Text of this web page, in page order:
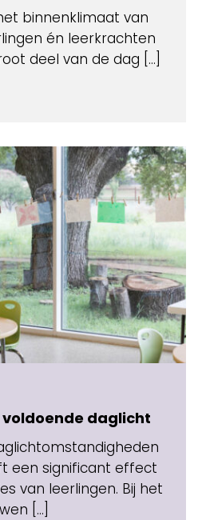
binnenklimaat van
én leerkrachten
deel van de dag […]
daglicht
een significant effect
van leerlingen. Bij het
[…]